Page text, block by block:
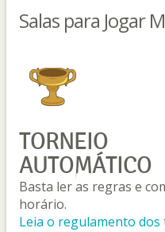
Salas para Jogar
TORNEIO
AUTOMÁTICO
Basta ler as regras e
horário.
Leia o regulamento